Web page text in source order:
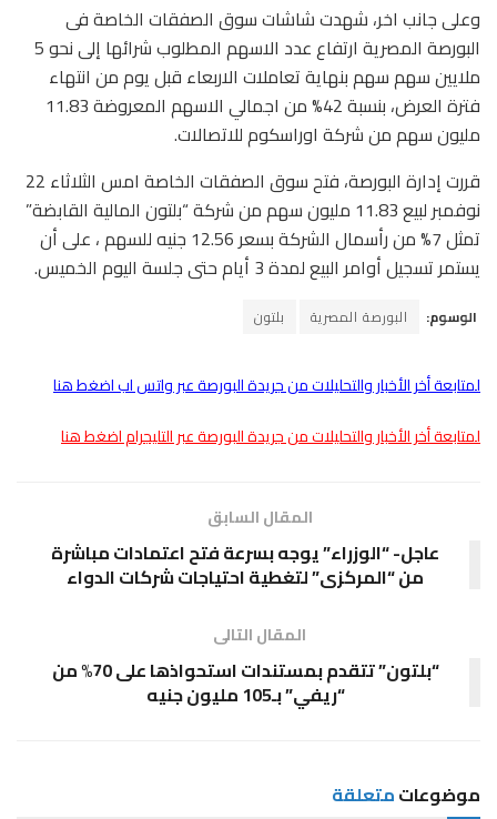
وعلى جانب اخر، شهدت شاشات سوق الصفقات الخاصة فى
البورصة المصرية ارتفاع عدد الاسهم المطلوب شرائها إلى نحو 5
ملايين سهم سهم بنهاية تعاملات الاربعاء قبل يوم من انتهاء
فترة العرض، بنسبة 42% من اجمالي الاسهم المعروضة 11.83
مليون سهم من شركة اوراسكوم للاتصالات.
قررت إدارة البورصة، فتح سوق الصفقات الخاصة امس الثلاثاء 22
نوفمبر لبيع 11.83 مليون سهم من شركة “بلتون المالية القابضة”
تمثل 7% من رأسمال الشركة بسعر 12.56 جنيه للسهم ، على أن
يستمر تسجيل أوامر البيع لمدة 3 أيام حتى جلسة اليوم الخميس.
الوسوم: البورصة المصرية بلتون
لمتابعة أخر الأخبار والتحليلات من جريدة البورصة عبر واتس اب اضغط هنا
لمتابعة أخر الأخبار والتحليلات من جريدة البورصة عبر التليجرام اضغط هنا
المقال السابق
عاجل- “الوزراء” يوجه بسرعة فتح اعتمادات مباشرة
من “المركزى” لتغطية احتياجات شركات الدواء
المقال التالى
“بلتون” تتقدم بمستندات استحواذها على 70% من
“ريفي” بـ105 مليون جنيه
موضوعاتمتعلقة